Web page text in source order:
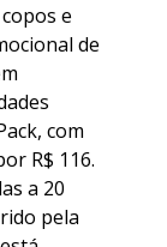
e
de
com
R$ 116.
a 20
pela